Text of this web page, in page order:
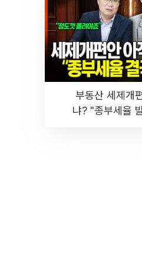
부동산 세제개
냐? "종부세율